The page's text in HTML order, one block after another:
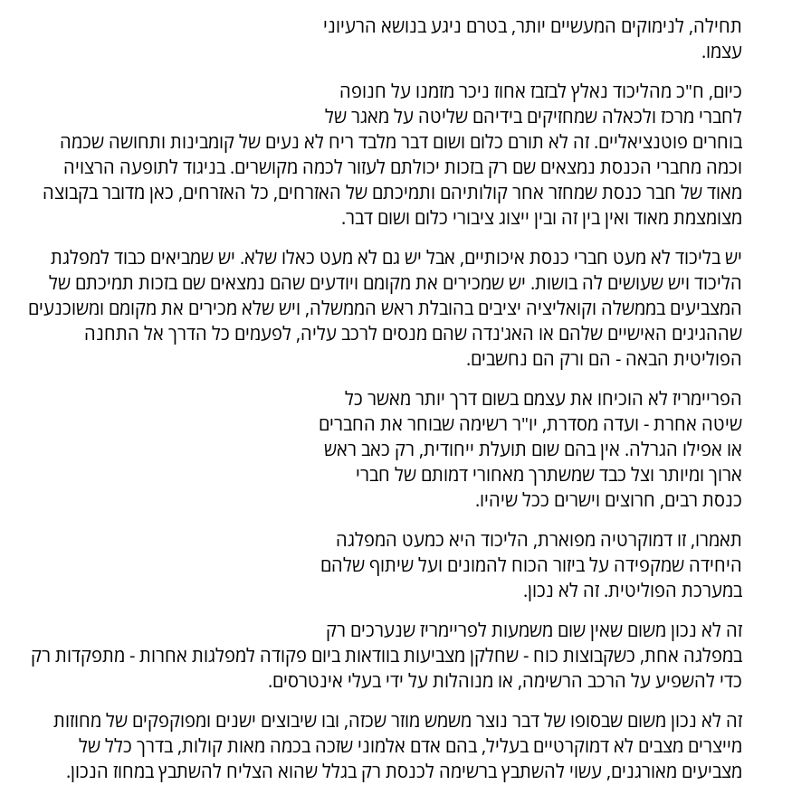
תחילה, לנימוקים המעשיים יותר, בטרם ניגע בנושא הרעיוני
עצמו.
כיום, ח"כ מהליכוד נאלץ לבזבז אחוז ניכר מזמנו על חנופה
לחברי מרכז ולכאלה שמחזיקים בידיהם שליטה על מאגר של
בוחרים פוטנציאליים. זה לא תורם כלום ושום דבר מלבד ריח לא נעים של קומבינות ותחושה שכמה
וכמה מחברי הכנסת נמצאים שם רק בזכות יכולתם לעזור לכמה מקושרים. בניגוד לתופעה הרצויה
מאוד של חבר כנסת שמחזר אחר קולותיהם ותמיכתם של האזרחים, כל האזרחים, כאן מדובר בקבוצה
מצומצמת מאוד ואין בין זה ובין ייצוג ציבורי כלום ושום דבר.
יש בליכוד לא מעט חברי כנסת איכותיים, אבל יש גם לא מעט כאלו שלא. יש שמביאים כבוד למפלגת
הליכוד ויש שעושים לה בושות. יש שמכירים את מקומם ויודעים שהם נמצאים שם בזכות תמיכתם של
המצביעים בממשלה וקואליציה יציבים בהובלת ראש הממשלה, ויש שלא מכירים את מקומם ומשוכנעים
שההגיגים האישיים שלהם או האג'נדה שהם מנסים לרכב עליה, לפעמים כל הדרך אל התחנה
הפוליטית הבאה - הם ורק הם נחשבים.
הפריימריז לא הוכיחו את עצמם בשום דרך יותר מאשר כל
שיטה אחרת - ועדה מסדרת, יו"ר רשימה שבוחר את החברים
או אפילו הגרלה. אין בהם שום תועלת ייחודית, רק כאב ראש
ארוך ומיותר וצל כבד שמשתרך מאחורי דמותם של חברי
כנסת רבים, חרוצים וישרים ככל שיהיו.
תאמרו, זו דמוקרטיה מפוארת, הליכוד היא כמעט המפלגה
היחידה שמקפידה על ביזור הכוח להמונים ועל שיתוף שלהם
במערכת הפוליטית. זה לא נכון.
זה לא נכון משום שאין שום משמעות לפריימריז שנערכים רק
במפלגה אחת, כשקבוצות כוח - שחלקן מצביעות בוודאות ביום פקודה למפלגות אחרות - מתפקדות רק
כדי להשפיע על הרכב הרשימה, או מנוהלות על ידי בעלי אינטרסים.
זה לא נכון משום שבסופו של דבר נוצר משמש מוזר שכזה, ובו שיבוצים ישנים ומפוקפקים של מחוזות
מייצרים מצבים לא דמוקרטיים בעליל, בהם אדם אלמוני שזכה בכמה מאות קולות, בדרך כלל של
מצביעים מאורגנים, עשוי להשתבץ ברשימה לכנסת רק בגלל שהוא הצליח להשתבץ במחוז הנכון.